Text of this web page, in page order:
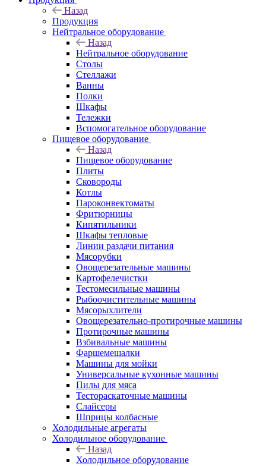
Назад
Продукция
Нейтральное оборудование
Назад
Нейтральное оборудование
Столы
Стеллажи
Ванны
Полки
Шкафы
Тележки
Вспомогательное оборудование
Пищевое оборудование
Назад
Пищевое оборудование
Плиты
Сковороды
Котлы
Пароконвектоматы
Фритюрницы
Кипятильники
Шкафы тепловые
Линии раздачи питания
Мясорубки
Овощерезательные машины
Картофелечистки
Тестомесильные машины
Рыбоочистительные машины
Мясорыхлители
Овощерезательно-протирочные машины
Протирочные машины
Взбивальные машины
Фаршемешалки
Машины для мойки
Универсальные кухонные машины
Пилы для мяса
Тестораскаточные машины
Слайсеры
Шприцы колбасные
Холодильные агрегаты
Холодильное оборудование
Назад
Холодильное оборудование